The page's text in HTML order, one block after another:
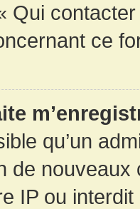
Qui
ce
qu’un
de
IP ou